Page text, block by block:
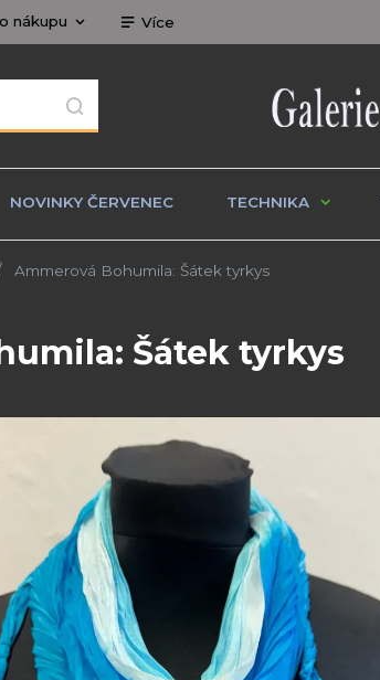
nákupu Více
NOVINKY ČERVENEC TECHNIKA
Ammerová Bohumila: Šátek tyrkys
Šátek tyrkys